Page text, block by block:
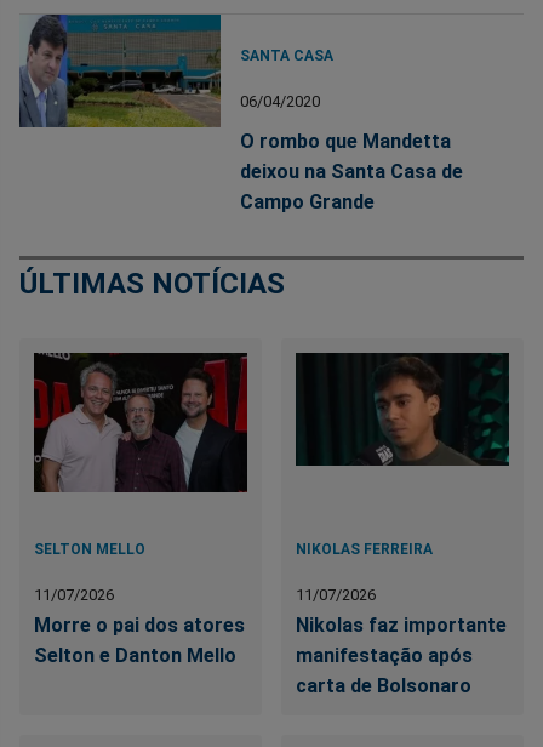
SANTA CASA
06/04/2020
O rombo que Mandetta
deixou na Santa Casa de
Campo Grande
ÚLTIMAS NOTÍCIAS
SELTON MELLO
11/07/2026
Morre o pai dos atores
Selton e Danton Mello
NIKOLAS FERREIRA
11/07/2026
Nikolas faz importante
manifestação após
carta de Bolsonaro